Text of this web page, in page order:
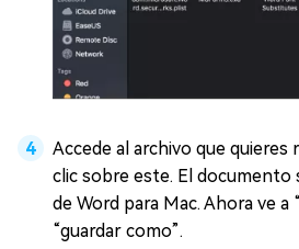
Accede al archivo que quieres
clic sobre este. El documento
de Word para Mac. Ahora ve a
“guardar como”.